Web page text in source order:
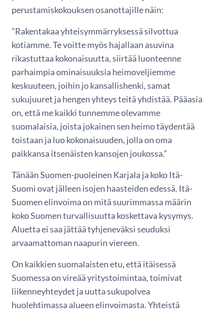
perustamiskokouksen osanottajille näin:
”Rakentakaa yhteisymmärryksessä silvottua
kotiamme. Te voitte myös hajallaan asuvina
rikastuttaa kokonaisuutta, siirtää luonteenne
parhaimpia ominaisuuksia heimoveljiemme
keskuuteen, joihin jo kansallishenki, samat
sukujuuret ja hengen yhteys teitä yhdistää. Pääasia
on, että me kaikki tunnemme olevamme
suomalaisia, joista jokainen sen heimo täydentää
toistaan ja luo kokonaisuuden, jolla on oma
paikkansa itsenäisten kansojen joukossa.”
Tänään Suomen-puoleinen Karjala ja koko Itä-
Suomi ovat jälleen isojen haasteiden edessä. Itä-
Suomen elinvoima on mitä suurimmassa määrin
koko Suomen turvallisuutta koskettava kysymys.
Aluetta ei saa jättää tyhjeneväksi seuduksi
arvaamattoman naapurin viereen.
On kaikkien suomalaisten etu, että itäisessä
Suomessa on vireää yritystoimintaa, toimivat
liikenneyhteydet ja uutta sukupolvea
huolehtimassa alueen elinvoimasta. Yhteistä